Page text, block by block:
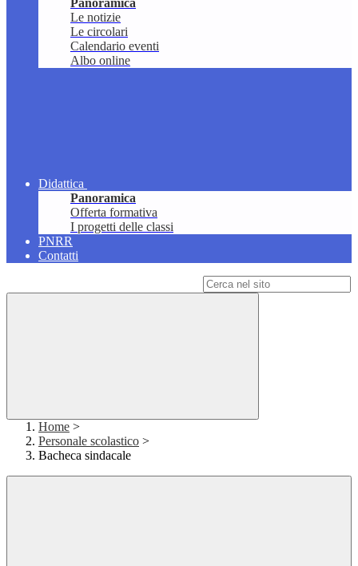
Panoramica
Le notizie
Le circolari
Calendario eventi
Albo online
Didattica
Panoramica
Offerta formativa
I progetti delle classi
PNRR
Contatti
Home >
Personale scolastico >
Bacheca sindacale